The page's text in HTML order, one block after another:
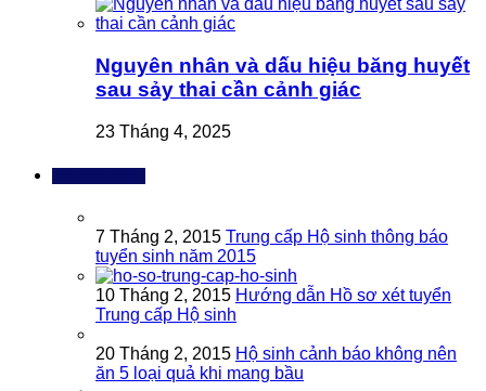
Nguyên nhân và dấu hiệu băng huyết
sau sảy thai cần cảnh giác
23 Tháng 4, 2025
7 Tháng 2, 2015 Trung cấp Hộ sinh thông báo
tuyển sinh năm 2015
10 Tháng 2, 2015 Hướng dẫn Hồ sơ xét tuyển
Trung cấp Hộ sinh
20 Tháng 2, 2015 Hộ sinh cảnh báo không nên
ăn 5 loại quả khi mang bầu